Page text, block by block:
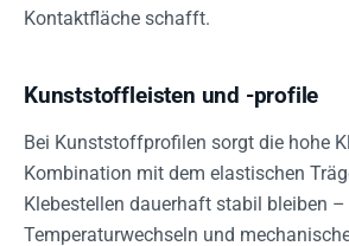
Kontaktfläche schafft.
Kunststoffleisten und -profile
Bei Kunststoffprofilen sorgt die hohe
Kombination mit dem elastischen
Klebestellen dauerhaft stabil bleiben –
Temperaturwechseln und